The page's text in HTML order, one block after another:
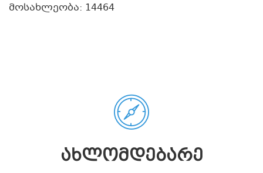
მოსახლეობა: 14464
ᲐᲮᲚᲝᲛᲓᲔᲑᲐᲠᲔ